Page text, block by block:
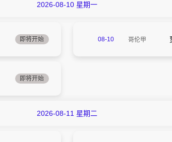
2026-08-10 星期一
即将开始 08-10 哥伦甲
即将开始
2026-08-11 星期二